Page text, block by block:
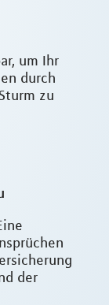
um Ihr
durch
zu
der